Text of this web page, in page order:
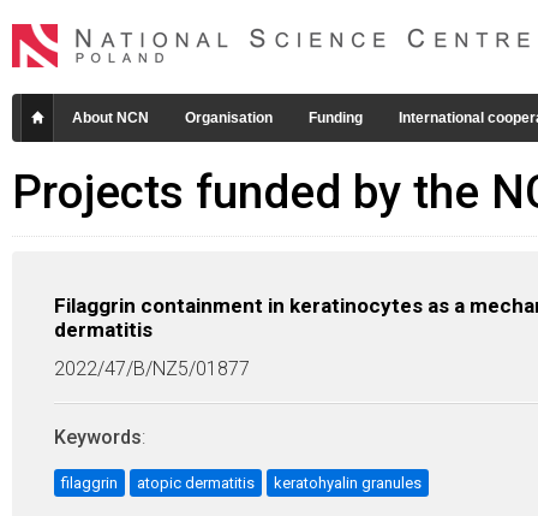
About NCN Organisation Funding International
Projects funded by the
Filaggrin containment in keratinocytes as a
dermatitis
2022/47/B/NZ5/01877
Keywords:
filaggrin atopic dermatitis keratohyalin granules